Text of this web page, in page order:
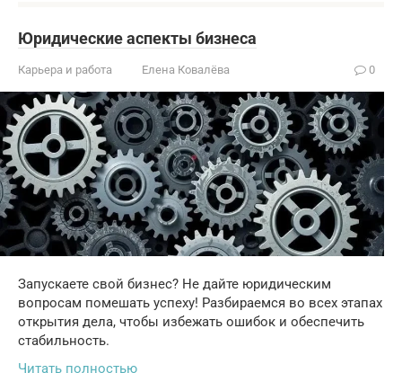
Юридические аспекты бизнеса
Карьера и работа Елена Ковалёва 0
Запускаете свой бизнес? Не дайте юридическим
вопросам помешать успеху! Разбираемся во всех этапах
открытия дела, чтобы избежать ошибок и обеспечить
стабильность.
Читать полностью